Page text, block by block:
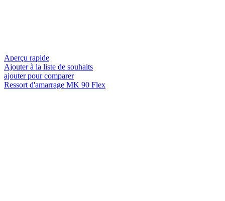
Aperçu rapide
Ajouter à la liste de souhaits
ajouter pour comparer
Ressort d'amarrage MK 90 Flex